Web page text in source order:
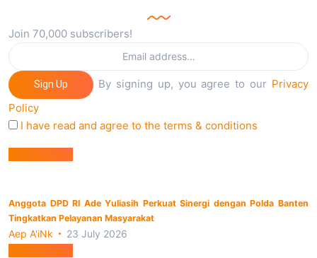
Join 70,000 subscribers!
Sign Up By signing up, you agree to our Privacy
Policy
I have read and agree to the terms & conditions
Berita Utama
Anggota DPD RI Ade Yuliasih Perkuat Sinergi dengan Polda Banten
Tingkatkan Pelayanan Masyarakat
Aep A'iNk 23 July 2026
Berita Utama